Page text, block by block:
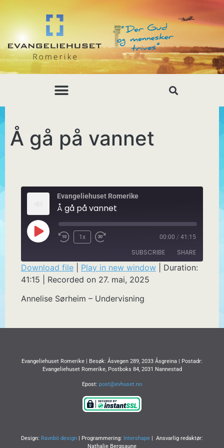
Å gå på vannet
Evangeliehuset Romerike
Å gå på vannet
1x 00:00 / 41:15
SUBSCRIBE SHARE
SHARE
LINK
Download file Play in new window
Duration:
41:15
Recorded on 27. mai, 2025
Annelise Sørheim – Undervisning
Evangeliehuset Romerike | Besøk: Åsvegen 289, 2033 Åsgreina | Postadr:
Evangeliehuset Romerike, Postboks 84, 2031 Nannestad
Epost: post@evhuset.no
Design: Ravnbö design | Programmering: Intershape | Ansvarlig redaktør:
Nathalie Bergsaune